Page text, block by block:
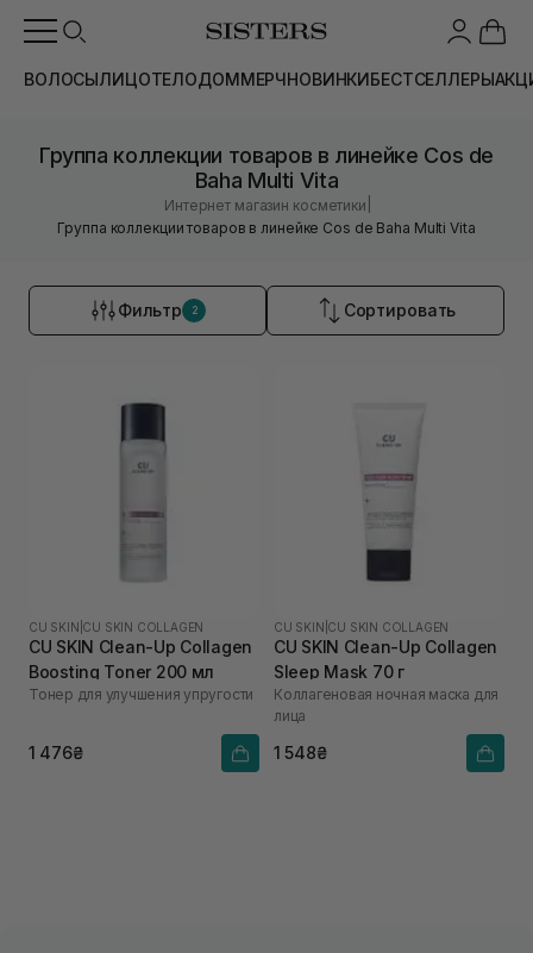
ВОЛОСЫЛИЦОТЕЛОДОММЕРЧНОВИНКИБЕСТСЕЛЛЕРЫ
Группа коллекции товаров в линейке Cos de
Baha Multi Vita
Интернет магазин косметики
Группа коллекции товаров в линейке Cos de Baha Multi Vita
Фильтр 2 Сортировать
CU SKIN CU SKIN COLLAGEN
CU SKIN Clean-Up Collagen
Boosting Toner 200 мл
Тонер для улучшения упругости
1 476₴
CU SKIN CU SKIN COLLAGEN
CU SKIN Сlean-Up Collagen
Sleep Mask 70 г
Коллагеновая ночная маска для
лица
1 548₴